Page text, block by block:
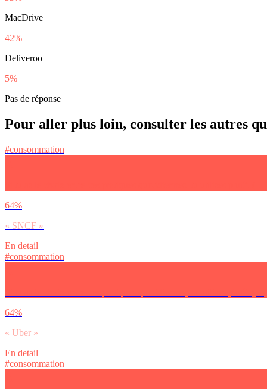
MacDrive
42%
Deliveroo
5%
Pas de réponse
Pour aller plus loin, consulter les autres
#consommation
64%
« SNCF »
En detail
#consommation
64%
« Uber »
En detail
#consommation